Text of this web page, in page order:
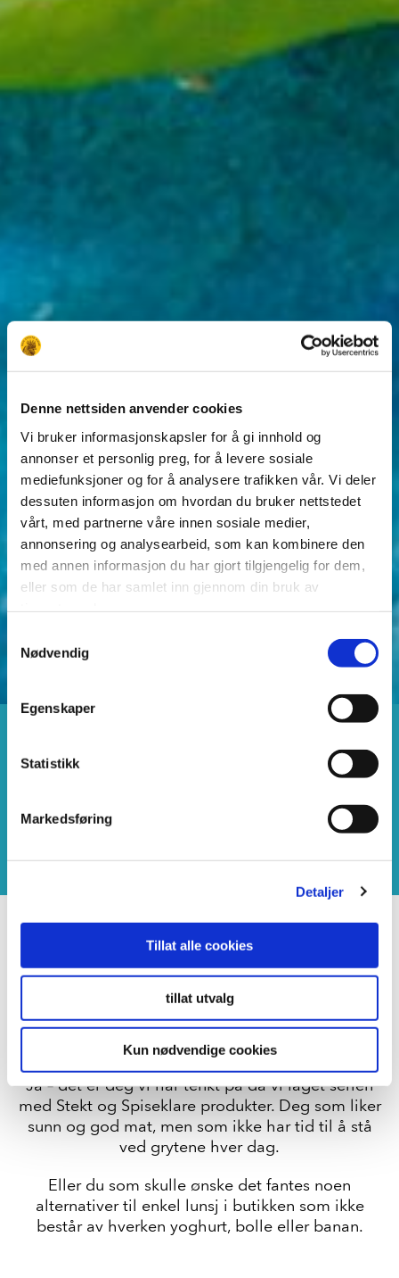
Denne nettsiden anvender cookies
Vi bruker informasjonskapsler for å gi innhold og
annonser et personlig preg, for å levere sosiale
mediefunksjoner og for å analysere trafikken vår. Vi deler
dessuten informasjon om hvordan du bruker nettstedet
vårt, med partnerne våre innen sosiale medier,
annonsering og analysearbeid, som kan kombinere den
med annen informasjon du har gjort tilgjengelig for dem,
eller som de har samlet inn gjennom din bruk av
Nødvendig
Egenskaper
Statistikk
Markedsføring
Detaljer
Tillat alle cookies
tillat utvalg
Kun nødvendige cookies
FORDI GOD MAT KAN
LAGET FOR DIN
HVERDAG!
Ja – det er deg vi har tenkt på da vi laget serien
med Stekt og Spiseklare produkter. Deg som liker
sunn og god mat, men som ikke har tid til å stå
ved grytene hver dag.
Eller du som skulle ønske det fantes noen
alternativer til enkel lunsj i butikken som ikke
består av hverken yoghurt, bolle eller banan.